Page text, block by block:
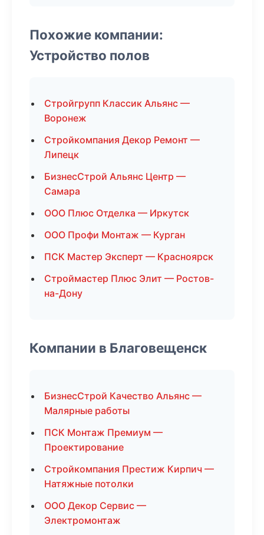
Похожие компании:
Устройство полов
Стройгрупп Классик Альянс —
Воронеж
Стройкомпания Декор Ремонт —
Липецк
БизнесСтрой Альянс Центр —
Самара
ООО Плюс Отделка — Иркутск
ООО Профи Монтаж — Курган
ПСК Мастер Эксперт — Красноярск
Строймастер Плюс Элит — Ростов-
на-Дону
Компании в Благовещенск
БизнесСтрой Качество Альянс —
Малярные работы
ПСК Монтаж Премиум —
Проектирование
Стройкомпания Престиж Кирпич —
Натяжные потолки
ООО Декор Сервис —
Электромонтаж